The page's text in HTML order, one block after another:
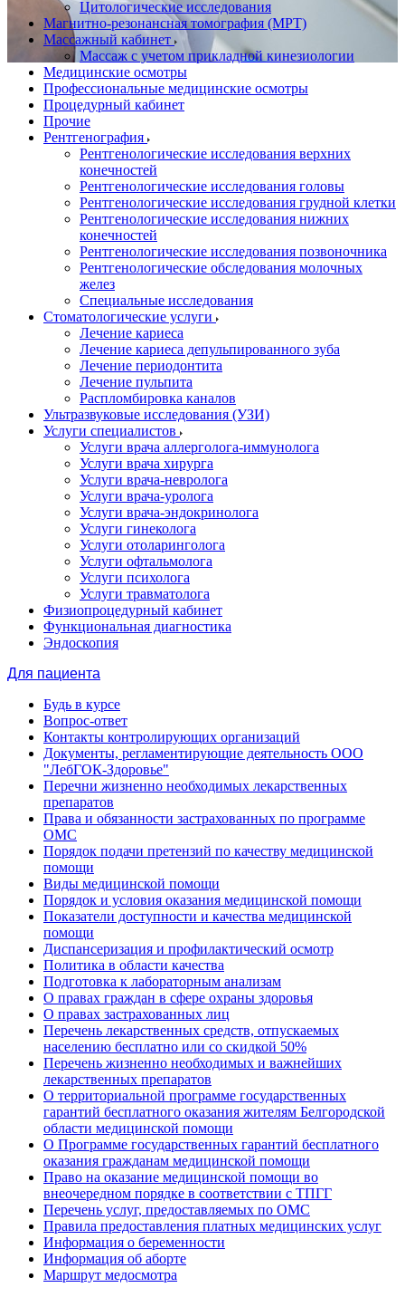
Цитологические исследования
Магнитно-резонансная томография (МРТ)
Массажный кабинет
Массаж с учетом прикладной кинезиологии
Медицинские осмотры
Профессиональные медицинские осмотры
Процедурный кабинет
Прочие
Рентгенография
Рентгенологические исследования верхних
конечностей
Рентгенологические исследования головы
Рентгенологические исследования грудной клетки
Рентгенологические исследования нижних
конечностей
Рентгенологические исследования позвоночника
Рентгенологические обследования молочных
желез
Специальные исследования
Стоматологические услуги
Лечение кариеса
Лечение кариеса депульпированного зуба
Лечение периодонтита
Лечение пульпита
Распломбировка каналов
Ультразвуковые исследования (УЗИ)
Услуги специалистов
Услуги врача аллерголога-иммунолога
Услуги врача хирурга
Услуги врача-невролога
Услуги врача-уролога
Услуги врача-эндокринолога
Услуги гинеколога
Услуги отоларинголога
Услуги офтальмолога
Услуги психолога
Услуги травматолога
Физиопроцедурный кабинет
Функциональная диагностика
Эндоскопия
Для пациента
Будь в курсе
Вопрос-ответ
Контакты контролирующих организаций
Документы, регламентирующие деятельность ООО
"ЛебГОК-Здоровье"
Перечни жизненно необходимых лекарственных
препаратов
Права и обязанности застрахованных по программе
ОМС
Порядок подачи претензий по качеству медицинской
помощи
Виды медицинской помощи
Порядок и условия оказания медицинской помощи
Показатели доступности и качества медицинской
помощи
Диспансеризация и профилактический осмотр
Политика в области качества
Подготовка к лабораторным анализам
О правах граждан в сфере охраны здоровья
О правах застрахованных лиц
Перечень лекарственных средств, отпускаемых
населению бесплатно или со скидкой 50%
Перечень жизненно необходимых и важнейших
лекарственных препаратов
О территориальной программе государственных
гарантий бесплатного оказания жителям Белгородской
области медицинской помощи
О Программе государственных гарантий бесплатного
оказания гражданам медицинской помощи
Право на оказание медицинской помощи во
внеочередном порядке в соответствии с ТПГГ
Перечень услуг, предоставляемых по ОМС
Правила предоставления платных медицинских услуг
Информация о беременности
Информация об аборте
Маршрут медосмотра